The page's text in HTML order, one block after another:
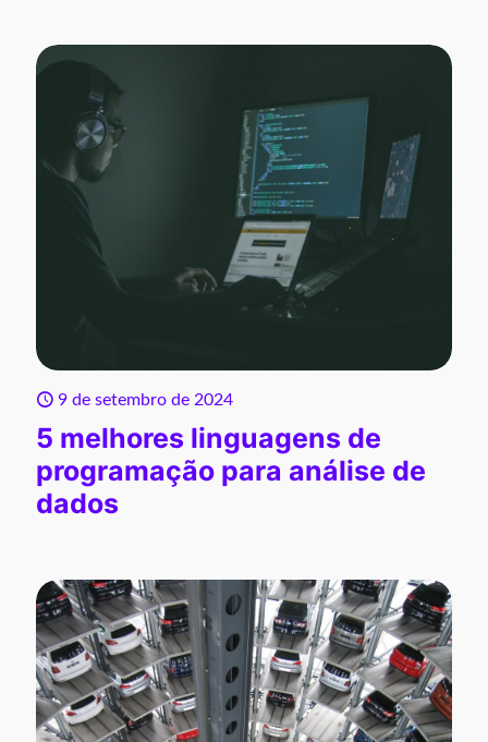
9 de setembro de 2024
5 melhores linguagens de
programação para análise de
dados